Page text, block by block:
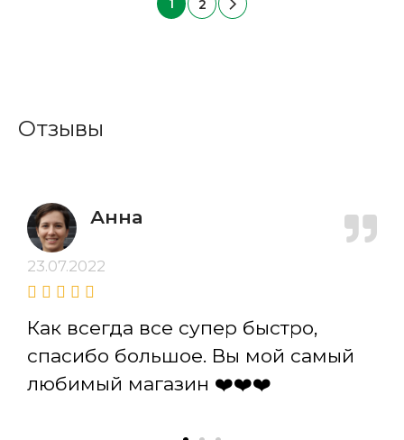
1 2
Отзывы
Анна
23.07.2022
Как всегда все супер быстро,
спасибо большое. Вы мой самый
любимый магазин ❤️❤️❤️